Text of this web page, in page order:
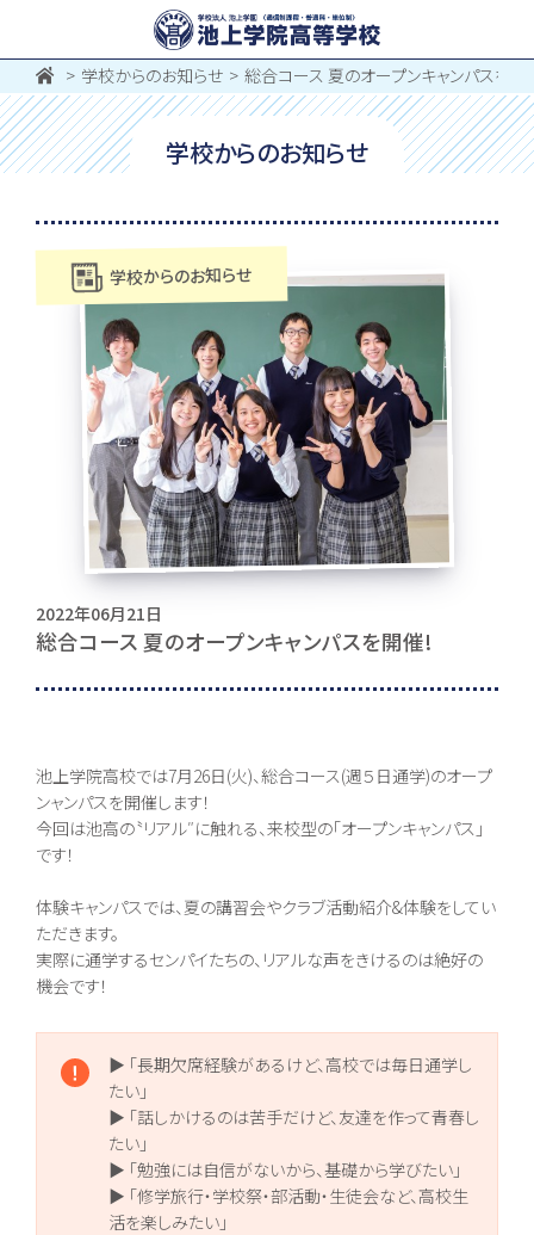
訪問者別・
地域キャンパス
コンテンツ
組織・沿革
池高とは
情報公開
ご寄付のお願い
総合コース [札幌本
校]
集中スクーリングコ
学校からのお知らせ 総合コース 夏のオープンキャンパスを開
学校からのお知らせ
学校からのお知らせ
2022年06月21日
総合コース 夏のオープンキャンパスを開催!
池上学院高校では7月26日(火)、総合コース(週５日通学)のオープ
ンャンパスを開催します！
今回は池高の〝リアル″に触れる、来校型の「オープンキャンパス」
です！
体験キャンパスでは、夏の講習会やクラブ活動紹介&体験をしてい
ただきます。
実際に通学するセンパイたちの、リアルな声をきけるのは絶好の
機会です！
▶ 「長期欠席経験があるけど、高校では毎日通学し
たい」
▶ 「話しかけるのは苦手だけど、友達を作って青春し
たい」
▶ 「勉強には自信がないから、基礎から学びたい」
▶ 「修学旅行・学校祭・部活動・生徒会など、高校生
活を楽しみたい」